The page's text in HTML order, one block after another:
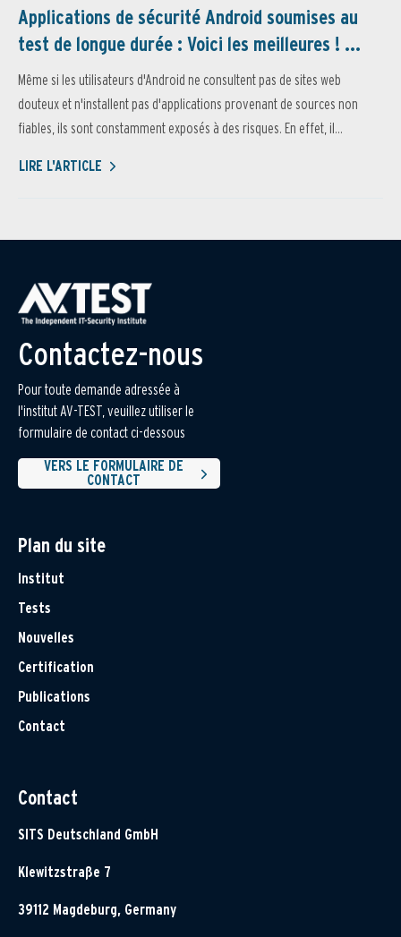
Applications de sécurité Android soumises au
test de longue durée : Voici les meilleures ! ...
Même si les utilisateurs d'Android ne consultent pas de sites web
douteux et n'installent pas d'applications provenant de sources non
fiables, ils sont constamment exposés à des risques. En effet, il...
LIRE L'ARTICLE
Contactez-nous
Pour toute demande adressée à
l'institut AV-TEST, veuillez utiliser le
formulaire de contact ci-dessous
VERS LE FORMULAIRE DE
CONTACT
Plan du site
Institut
Tests
Nouvelles
Certification
Publications
Contact
Contact
SITS Deutschland GmbH
Klewitzstraße 7
39112 Magdeburg, Germany